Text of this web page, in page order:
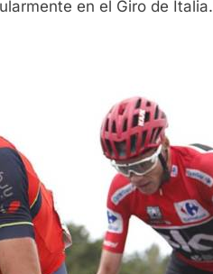
en el Giro de Italia.